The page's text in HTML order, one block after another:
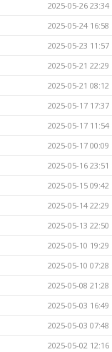
2025-05-26 23:34
2025-05-24 16:58
2025-05-23 11:57
2025-05-21 22:29
2025-05-21 08:12
2025-05-17 17:37
2025-05-17 11:54
2025-05-17 00:09
2025-05-16 23:51
2025-05-15 09:42
2025-05-14 22:29
2025-05-13 22:50
2025-05-10 19:29
2025-05-10 07:28
2025-05-08 21:28
2025-05-03 16:49
2025-05-03 07:48
2025-05-02 12:16